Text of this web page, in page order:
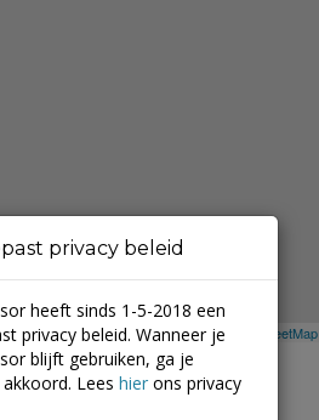
Leaflet | ©Mapbox © OpenStreetMap
privacy beleid
heeft sinds 1-5-2018 een
privacy beleid. Wanneer je
blijft gebruiken, ga je
Lees hier ons privacy